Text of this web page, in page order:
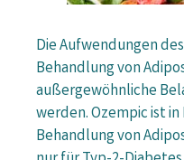
Die Aufwendungen
Behandlung von
außergewöhnliche
werden. Ozempic ist
Behandlung von